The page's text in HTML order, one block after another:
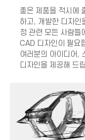
좋은 제품을 적시에
하고, 개발한 디자인
정 관련 모든 사람들
CAD 디자인이 필요
여러분의 아이디어,
디자인을 제공해 드